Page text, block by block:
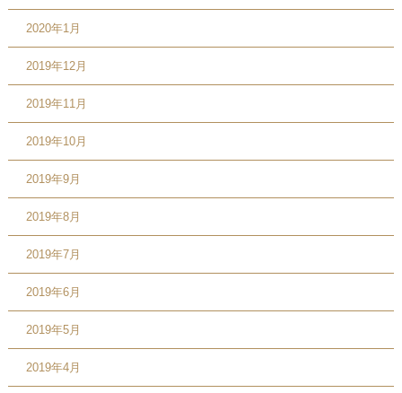
2020年1月
2019年12月
2019年11月
2019年10月
2019年9月
2019年8月
2019年7月
2019年6月
2019年5月
2019年4月